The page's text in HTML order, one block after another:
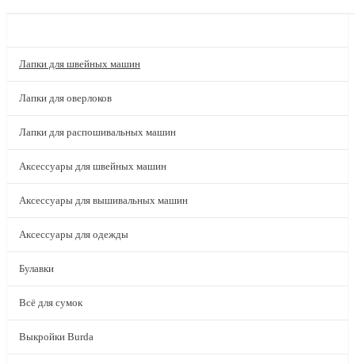
Лапки для швейных машин
Лапки для оверлоков
Лапки для распошивальных машин
Аксессуары для швейных машин
Аксессуары для вышивальных машин
Аксессуары для одежды
Булавки
Всё для сумок
Выкройки Burda